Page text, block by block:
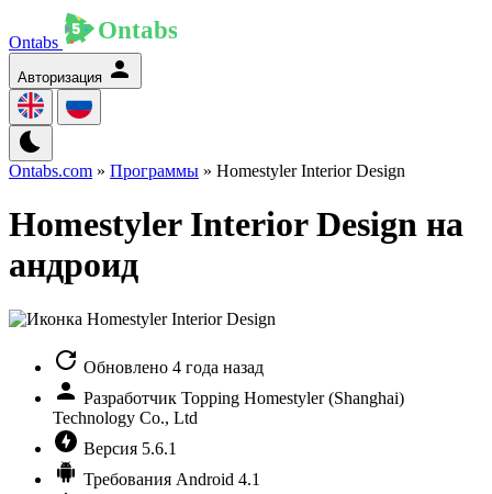
Ontabs
Авторизация
Ontabs.com » Программы » Homestyler Interior Design
Homestyler Interior Design на
андроид
Обновлено 4 года назад
Разработчик Topping Homestyler (Shanghai)
Technology Co., Ltd
Версия 5.6.1
Требования Android 4.1